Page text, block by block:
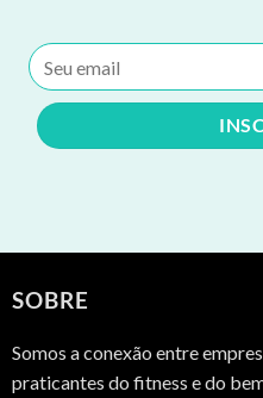
SOBRE
Somos a conexão entre
praticantes do fitness e do